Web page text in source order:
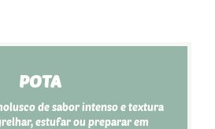
POTA
de sabor intenso e textura
estufar ou preparar em